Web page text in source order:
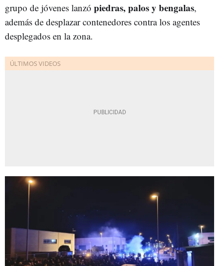
grupo de jóvenes lanzó piedras, palos y bengalas,
además de desplazar contenedores contra los agentes
desplegados en la zona.